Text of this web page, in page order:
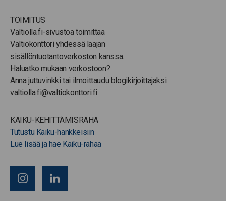
TOIMITUS
Valtiolla.fi-sivustoa toimittaa
Valtiokonttori yhdessä laajan
sisällöntuotantoverkoston kanssa.
Haluatko mukaan verkostoon?
Anna juttuvinkki tai ilmoittaudu blogikirjoittajaksi:
valtiolla.fi@valtiokonttori.fi
KAIKU-KEHITTÄMISRAHA
Tutustu Kaiku-hankkeisiin
Lue lisää ja hae Kaiku-rahaa